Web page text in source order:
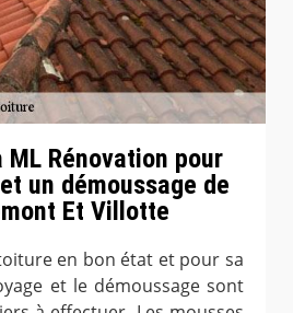
ML Rénovation pour
un démoussage de
Et Villotte
en bon état et pour sa
et le démoussage sont